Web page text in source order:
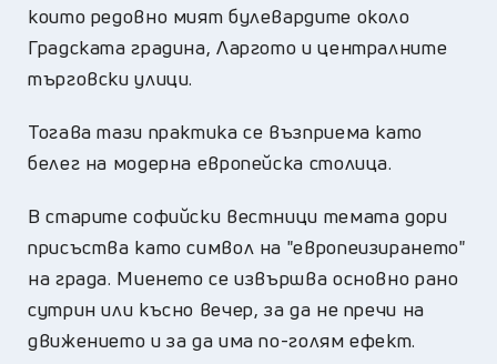
които редовно мият булевардите около
Градската градина, Ларгото и централните
търговски улици.
Тогава тази практика се възприема като
белег на модерна европейска столица.
В старите софийски вестници темата дори
присъства като символ на "европеизирането"
на града. Миенето се извършва основно рано
сутрин или късно вечер, за да не пречи на
движението и за да има по-голям ефект.